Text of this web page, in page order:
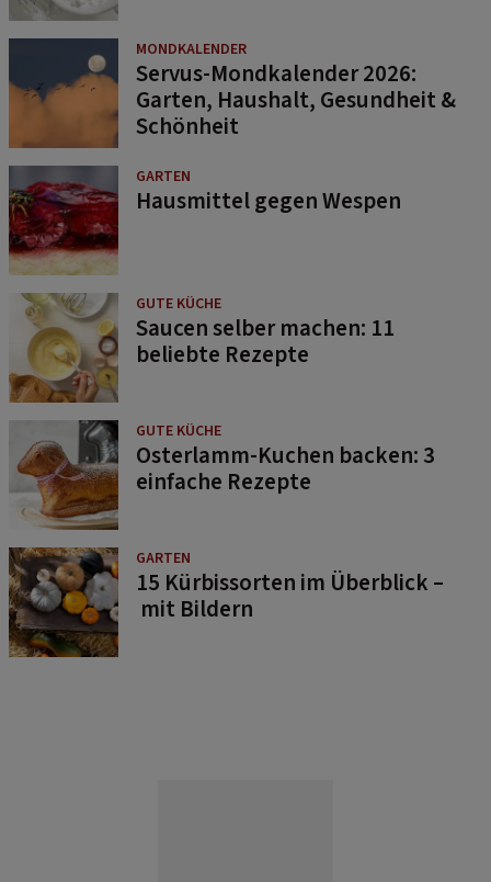
MONDKALENDER
Servus-Mondkalender 2026:
Garten, Haushalt, Gesundheit &
Schönheit
GARTEN
Hausmittel gegen Wespen
GUTE KÜCHE
Saucen selber machen: 11
beliebte Rezepte
GUTE KÜCHE
Osterlamm-Kuchen backen: 3
einfache Rezepte
GARTEN
15 Kürbissorten im Überblick –
mit Bildern